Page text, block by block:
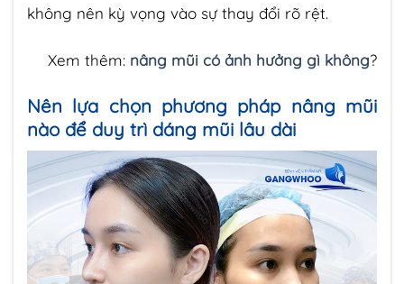
không nên kỳ vọng vào sự thay đổi rõ rệt.
Xem thêm: nâng mũi có ảnh hưởng gì không?
Nên lựa chọn phương pháp nâng mũi
nào để duy trì dáng mũi lâu dài